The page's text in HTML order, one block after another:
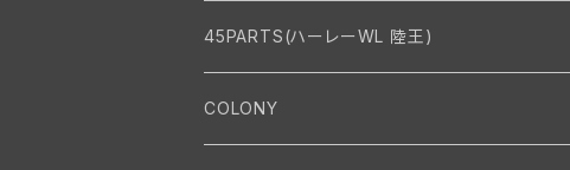
45PARTS(ハーレーWL 陸王)
エンジン
COLONY